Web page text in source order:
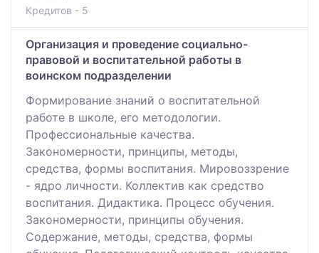
Кредитов - 5
Организация и проведение социально-
правовой и воспитательной работы в
воинском подразделении
Формирование знаний о воспитательной
работе в школе, его методологии.
Профессиональные качества.
Закономерности, принципы, методы,
средства, формы воспитания. Мировоззрение
- ядро личности. Коллектив как средство
воспитания. Дидактика. Процесс обучения.
Закономерности, принципы обучения.
Содержание, методы, средства, формы